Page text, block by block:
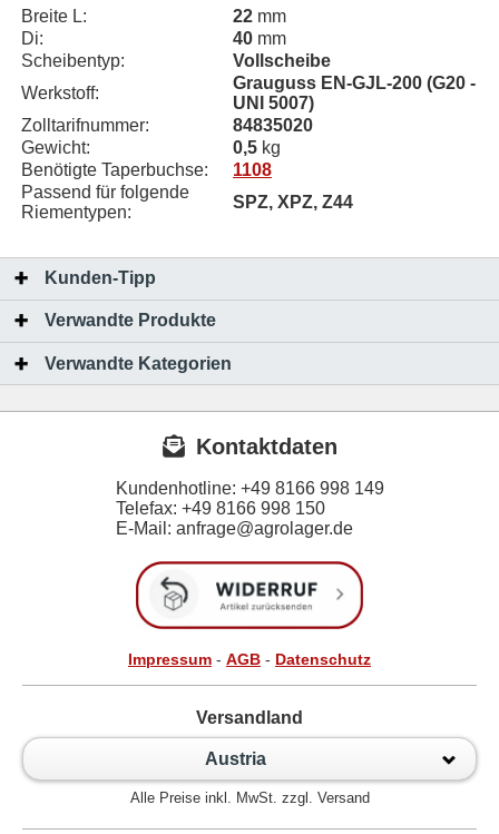
Breite L:
22 mm
Di:
40 mm
Scheibentyp:
Vollscheibe
Werkstoff:
Grauguss EN-GJL-200 (G20 -
UNI 5007)
Zolltarifnummer:
84835020
Gewicht:
0,5 kg
Benötigte Taperbuchse:
1108
Passend für folgende
Riementypen:
SPZ, XPZ, Z44
Kunden-Tipp
Verwandte Produkte
Verwandte Kategorien
Kontaktdaten
Kundenhotline: +49 8166 998 149
Telefax: +49 8166 998 150
E-Mail: anfrage@agrolager.de
Impressum - AGB - Datenschutz
Versandland
Austria
Alle Preise inkl. MwSt. zzgl. Versand